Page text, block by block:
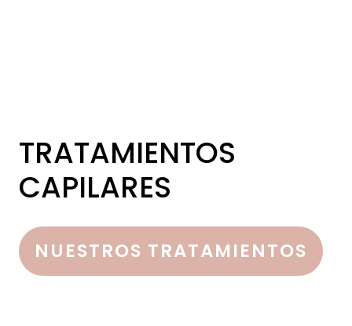
TRATAMIENTOS
CAPILARES
NUESTROS TRATAMIENTOS